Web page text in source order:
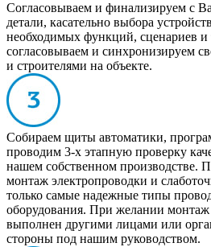
Согласовываем и финализируем с
детали, касательно выбора
необходимых функций, сценариев и
согласовываем и синхронизируем
и строителями на объекте.
Собираем щиты автоматики,
проводим 3-х этапную проверку
нашем собственном производстве.
монтаж электропроводки и
только самые надежные типы
оборудования. При желании
выполнен другими лицами или
стороны под нашим руководством.